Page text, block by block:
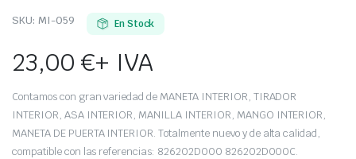
SKU: MI-059 En Stock
23,00€+ IVA
Contamos con gran variedad de MANETA INTERIOR, TIRADOR
INTERIOR, ASA INTERIOR, MANILLA INTERIOR, MANGO INTERIOR,
MANETA DE PUERTA INTERIOR. Totalmente nuevo y de alta calidad,
compatible con las referencias: 826202D000 826202D000C.